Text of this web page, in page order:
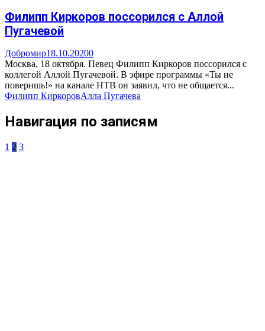
Филипп Киркоров поссорился с Аллой
Пугачевой
Добромир18.10.20200
Москва, 18 октября. Певец Филипп Киркоров поссорился с
коллегой Аллой Пугачевой. В эфире программы «Ты не
поверишь!» на канале НТВ он заявил, что не общается...
Филипп КиркоровАлла Пугачева
Навигация по записям
1 2 3